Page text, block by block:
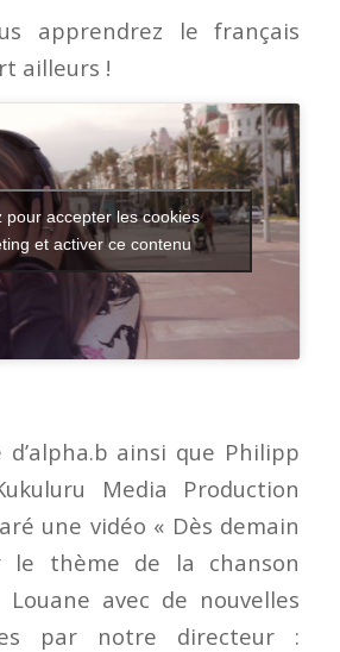
apprendrez le français
ailleurs !
pour accepter les cookies
et activer ce contenu
d’alpha.b ainsi que Philipp
Media Production
une vidéo « Dès demain
le thème de la chanson
avec de nouvelles
par notre directeur :